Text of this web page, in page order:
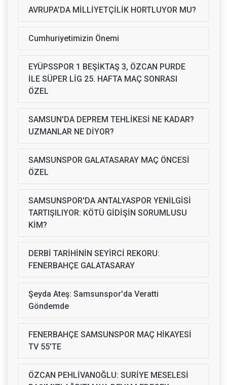
AVRUPA’DA MİLLİYETÇİLİK HORTLUYOR MU?
Cumhuriyetimizin Önemi
EYÜPSSPOR 1 BEŞİKTAŞ 3, ÖZCAN PURDE
İLE SÜPER LİG 25. HAFTA MAÇ SONRASI
ÖZEL
SAMSUN'DA DEPREM TEHLİKESİ NE KADAR?
UZMANLAR NE DİYOR?
SAMSUNSPOR GALATASARAY MAÇ ÖNCESİ
ÖZEL
SAMSUNSPOR'DA ANTALYASPOR YENİLGİSİ
TARTIŞILIYOR: KÖTÜ GİDİŞİN SORUMLUSU
KİM?
DERBİ TARİHİNİN SEYİRCİ REKORU:
FENERBAHÇE GALATASARAY
Şeyda Ateş: Samsunspor'da Veratti
Göndemde
FENERBAHÇE SAMSUNSPOR MAÇ HİKAYESİ
TV 55'TE
ÖZCAN PEHLİVANOĞLU: SURİYE MESELESİ